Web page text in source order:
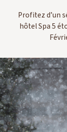
Profitez d’un
hôtel Spa 5